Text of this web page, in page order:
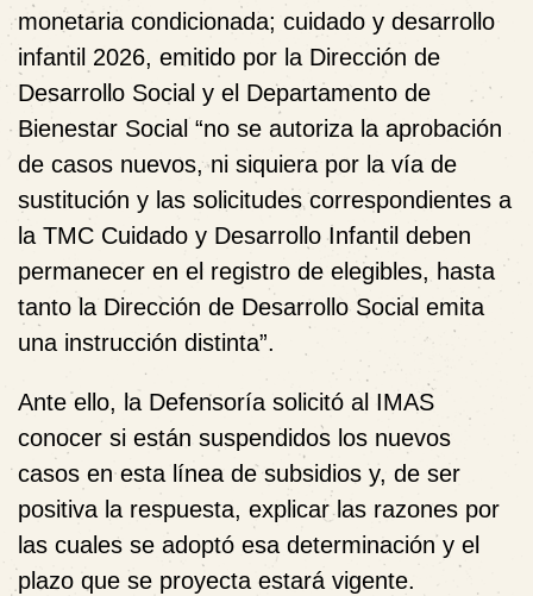
monetaria condicionada; cuidado y desarrollo
infantil 2026, emitido por la Dirección de
Desarrollo Social y el Departamento de
Bienestar Social “no se autoriza la aprobación
de casos nuevos, ni siquiera por la vía de
sustitución y las solicitudes correspondientes a
la TMC Cuidado y Desarrollo Infantil deben
permanecer en el registro de elegibles, hasta
tanto la Dirección de Desarrollo Social emita
una instrucción distinta”.
Ante ello, la Defensoría solicitó al IMAS
conocer si están suspendidos los nuevos
casos en esta línea de subsidios y, de ser
positiva la respuesta, explicar las razones por
las cuales se adoptó esa determinación y el
plazo que se proyecta estará vigente.